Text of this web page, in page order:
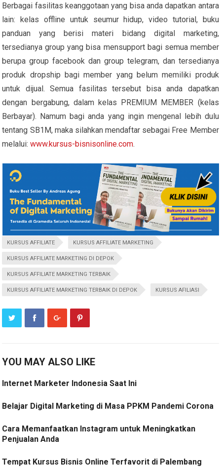
Berbagai fasilitas keanggotaan yang bisa anda dapatkan antara
lain: kelas offline untuk seumur hidup, video tutorial, buku
panduan yang berisi materi bidang digital marketing,
tersedianya group yang bisa mensupport bagi semua member
berupa group facebook dan group telegram, dan tersedianya
produk dropship bagi member yang belum memiliki produk
untuk dijual. Semua fasilitas tersebut bisa anda dapatkan
dengan bergabung, dalam kelas PREMIUM MEMBER (kelas
Berbayar). Namum bagi anda yang ingin mengenal lebih dulu
tentang SB1M, maka silahkan mendaftar sebagai Free Member
melalui:www.kursus-bisnisonline.com.
KURSUS AFFILIATE KURSUS AFFILIATE MARKETING
KURSUS AFFILIATE MARKETING DI DEPOK
KURSUS AFFILIATE MARKETING TERBAIK
KURSUS AFFILIATE MARKETING TERBAIK DI DEPOK KURSUS AFILIASI
YOU MAY ALSO LIKE
Internet Marketer Indonesia Saat Ini
Belajar Digital Marketing di Masa PPKM Pandemi Corona
Cara Memanfaatkan Instagram untuk Meningkatkan
Penjualan Anda
Tempat Kursus Bisnis Online Terfavorit di Palembang